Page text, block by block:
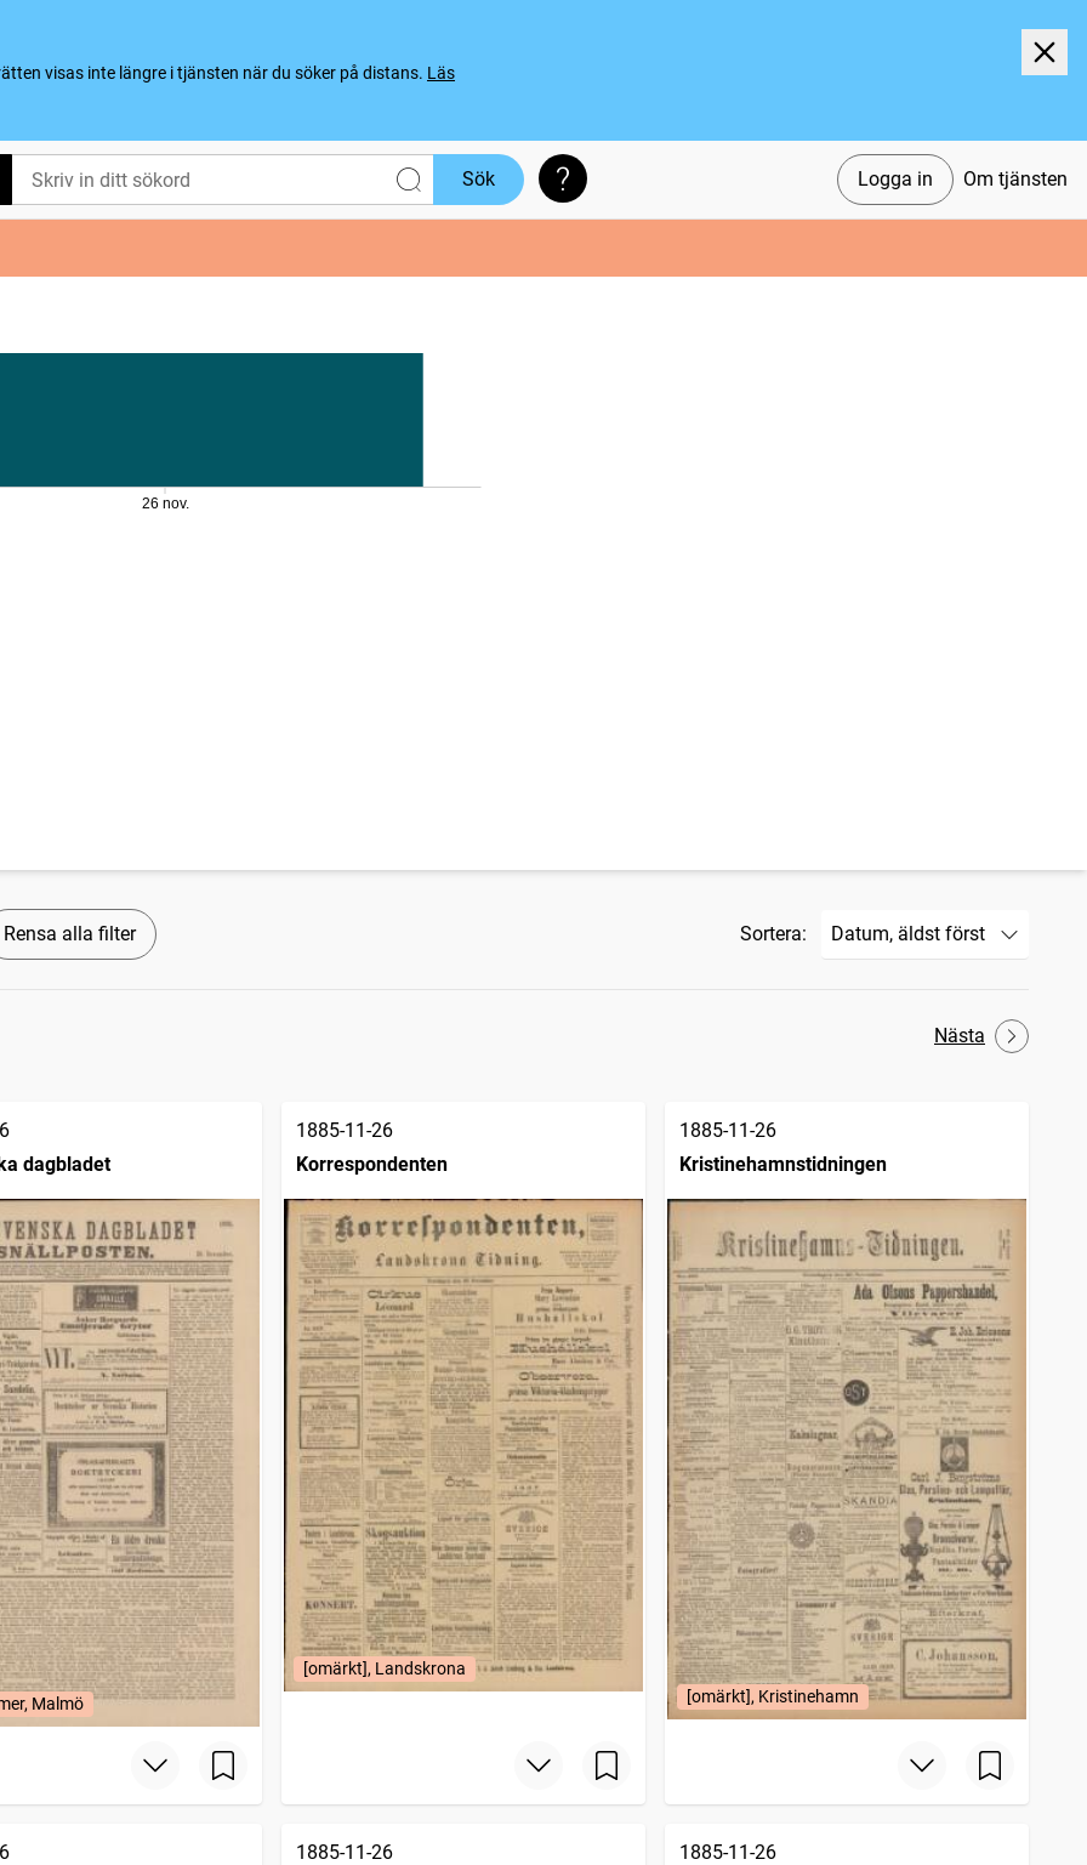
visas inte längre i tjänsten när du söker på distans. Läs
Logga in Om tjänsten
Sök Söktips
26 nov.
Rensa alla filter Sortera:
Nästa
dagbladet
Malmö
1885-11-26
Korrespondenten
[omärkt], Landskrona
1885-11-26
Kristinehamnstidningen
[omärkt], Kristinehamn
1885-11-26
1885-11-26